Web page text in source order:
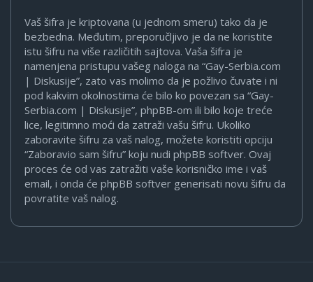
Vaš šifra je kriptovana (u jednom smeru) tako da je
bezbedna. Međutim, preporučljivo je da ne koristite
istu šifru na više različitih sajtova. Vaša šifra je
namenjena pristupu vašeg naloga na “Gay-Serbia.com
| Diskusije”, zato vas molimo da je požlivo čuvate i ni
pod kakvim okolnostima će bilo ko povezan sa “Gay-
Serbia.com | Diskusije”, phpBB-om ili bilo koje treće
lice, legitimno moći da zatraži vašu šifru. Ukoliko
zaboravite šifru za vaš nalog, možete koristiti opciju
“Zaboravio sam šifru” koju nudi phpBB softver. Ovaj
proces će od vas zatražiti vaše korisničko ime i vaš
email, i onda će phpBB softver generisati novu šifru da
povratite vaš nalog.